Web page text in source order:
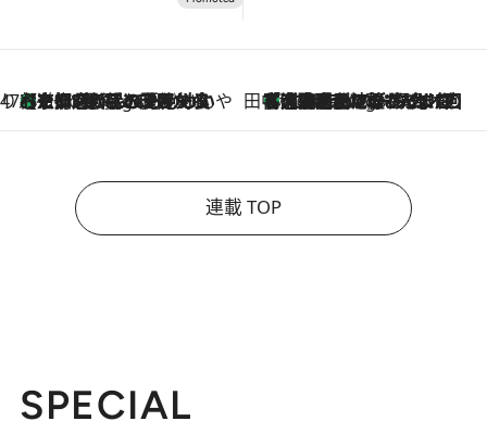
47都道府県の手みやげ ひんやりスイーツで夏を満喫
2 Hours Ago
【京都府】この夏絶対食べたい 冷やしておいしいおやつ3選 ひと口目から心を掴む新緑のテリーヌ 田中稲の勝手に再ブーム
7 Hours Ago
「湘南乃風に憧れて」観客大盛上がりの“タオル回し”に、ラッパー顔負けの高速歌唱まで…さだまさし（74）のアグレッシブすぎる現在地
連載 TOP
SPECIAL